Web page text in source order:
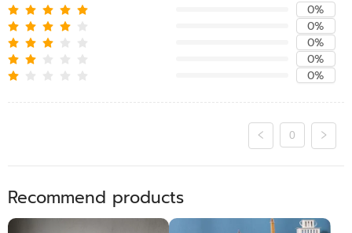
0%
0%
0%
0%
0%
0
Recommend products